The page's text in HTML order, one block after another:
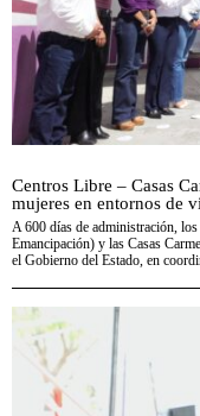
Centros Libre – Casas
mujeres en entornos de
A 600 días de administración,
Emancipación) y las Casas
el Gobierno del Estado, en